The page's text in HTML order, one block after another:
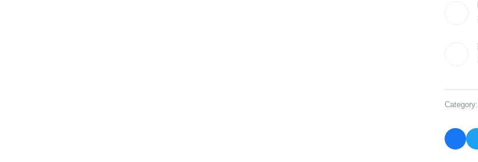
Category: